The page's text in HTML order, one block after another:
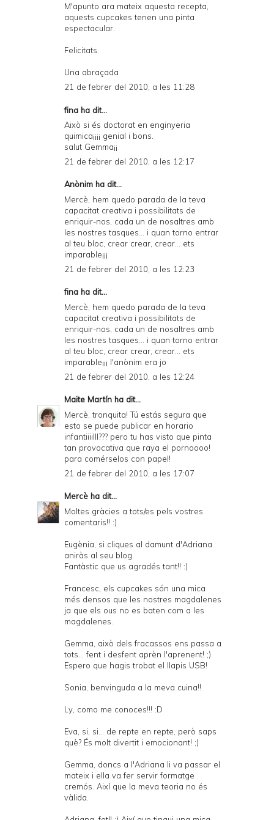
M'apunto ara mateix aquesta recepta,
aquests cupcakes tenen una pinta
espectacular.
Felicitats.
Una abraçada
21 de febrer del 2010, a les 11:28
fina ha dit...
Això si és doctorat en enginyeria
quimica¡¡¡¡ genial i bons.
salut Gemma¡¡
21 de febrer del 2010, a les 12:17
Anònim ha dit...
Mercè, hem quedo parada de la teva
capacitat creativa i possibilitats de
enriquir-nos, cada un de nosaltres amb
les nostres tasques... i quan torno entrar
al teu bloc, crear crear, crear... ets
imparable¡¡¡
21 de febrer del 2010, a les 12:23
fina ha dit...
Mercè, hem quedo parada de la teva
capacitat creativa i possibilitats de
enriquir-nos, cada un de nosaltres amb
les nostres tasques... i quan torno entrar
al teu bloc, crear crear, crear... ets
imparable¡¡¡ l'anònim era jo
21 de febrer del 2010, a les 12:24
Maite Martín ha dit...
Mercè, tronquita! Tú estás segura que
esto se puede publicar en horario
infantiiiilll??? pero tu has visto que pinta
tan provocativa que raya el pornoooo!
para comérselos con papel!
21 de febrer del 2010, a les 17:07
Mercè ha dit...
Moltes gràcies a tots/es pels vostres
comentaris!! :)
Eugènia, si cliques al damunt d'Adriana
aniràs al seu blog.
Fantàstic que us agradés tant!! :)
Francesc, els cupcakes són una mica
més densos que les nostres magdalenes
ja que els ous no es baten com a les
magdalenes.
Gemma, això dels fracassos ens passa a
tots... fent i desfent aprèn l'aprenent! ;)
Espero que hagis trobat el llapis USB!
Sonia, benvinguda a la meva cuina!!
Ly, como me conoces!!! :D
Eva, si, si... de repte en repte, però saps
què? És molt divertit i emocionant! ;)
Gemma, doncs a l'Adriana li va passar el
mateix i ella va fer servir formatge
cremós. Així que la meva teoria no és
vàlida.